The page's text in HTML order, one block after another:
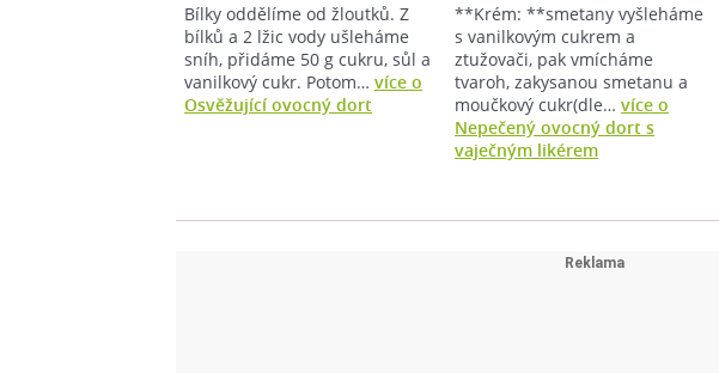
Bílky oddělíme od žloutků. Z
bílků a 2 lžic vody ušleháme
sníh, přidáme 50 g cukru, sůl a
vanilkový cukr. Potom… více o
Osvěžující ovocný dort
**Krém: **smetany vyšleháme
s vanilkovým cukrem a
ztužovači, pak vmícháme
tvaroh, zakysanou smetanu a
moučkový cukr(dle…více o
Nepečený ovocný dort s
vaječným likérem